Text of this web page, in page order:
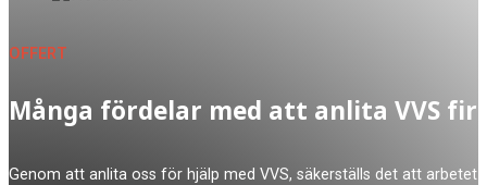
Många fördelar med att anlita VVS
Genom att anlita oss för hjälp med VVS, säkerställs det att
OFFERT